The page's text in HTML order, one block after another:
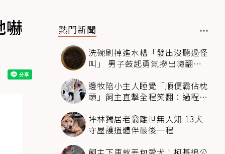
嚇
熱門新聞
洗碗刷掉進水槽「發出沒聽過怪
叫」 男子鼓起勇氣撈出嗨翻：
邊牧陪小主人睡覺「順便霸佔枕
頭」飼主直擊全程笑翻：過程絲
坪林獨居老翁離世無人知 13犬
守屋護遺體伴最後一程